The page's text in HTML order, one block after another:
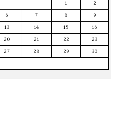
1 2
6 7 8 9
13 14 15 16
20 21 22 23
27 28 29 30